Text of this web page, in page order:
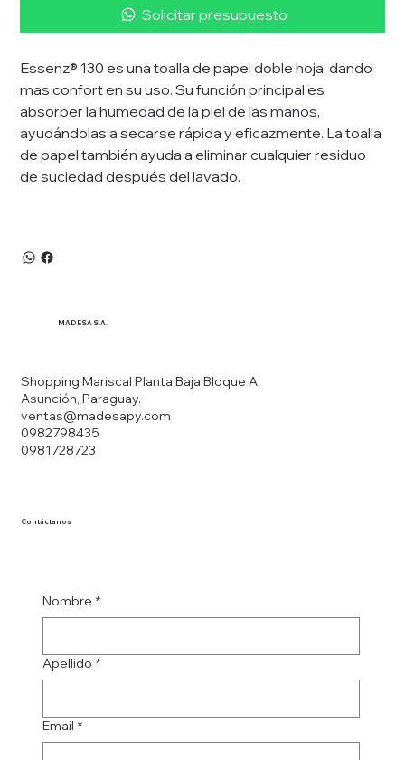
Solicitar presupuesto
Essenz® 130 es una toalla de papel doble hoja, dando
mas confort en su uso. Su función principal es
absorber la humedad de la piel de las manos,
ayudándolas a secarse rápida y eficazmente. La toalla
de papel también ayuda a eliminar cualquier residuo
de suciedad después del lavado.
MADESA S.A.
Shopping Mariscal Planta Baja Bloque A.
Asunción, Paraguay.
ventas@madesapy.com
0982798435
0981728723
Contáctanos
Nombre *
Apellido *
Email *